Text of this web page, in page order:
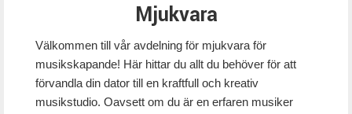
Mjukvara
Välkommen till vår avdelning för mjukvara för
musikskapande! Här hittar du allt du behöver för att
förvandla din dator till en kraftfull och kreativ
musikstudio. Oavsett om du är en erfaren musiker